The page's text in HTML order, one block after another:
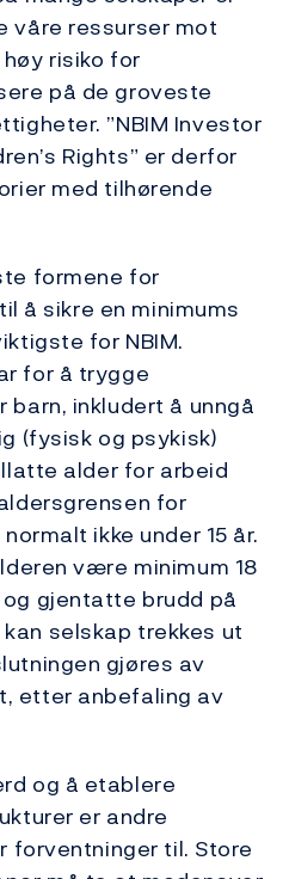
våre ressurser mot
risiko for
på de groveste
”NBIM Investor
Rights” er derfor
med tilhørende
formene for
å sikre en minimums
for NBIM.
for å trygge
inkludert å unngå
(fysisk og psykisk)
alder for arbeid
for
ikke under 15 år.
være minimum 18
gjentatte brudd på
selskap trekkes ut
gjøres av
etter anbefaling av
og å etablere
er andre
forventninger til. Store